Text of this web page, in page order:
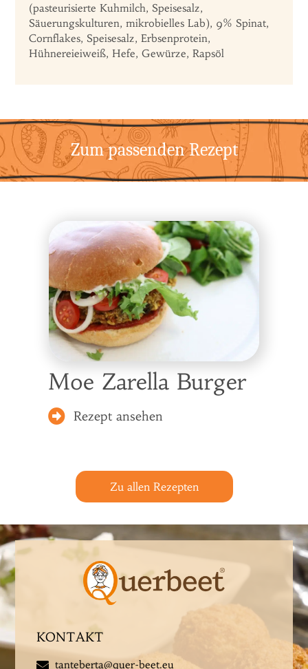
(pasteurisierte Kuhmilch, Speisesalz,
Säuerungskulturen, mikrobielles Lab), 9% Spinat,
Cornflakes, Speisesalz, Erbsenprotein,
Hühnereieiweiß, Hefe, Gewürze, Rapsöl
Zum passenden Rezept
Moe Zarella Burger
Rezept ansehen
Zu allen Rezepten
KONTAKT
tanteberta@quer-beet.eu